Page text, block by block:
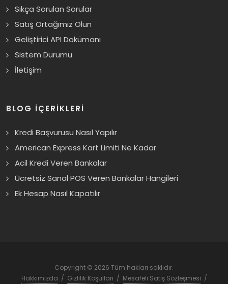
Sıkça Sorulan Sorular
Satış Ortağımız Olun
Geliştirici API Dokümanı
Sistem Durumu
İletişim
BLOG İÇERİKLERİ
Kredi Başvurusu Nasıl Yapılır
American Express Kart Limiti Ne Kadar
Acil Kredi Veren Bankalar
Ücretsiz Sanal POS Veren Bankalar Hangileri
Ek Hesap Nasıl Kapatılır
Copyright © 2026 Tüm hakları saklıdır.
Hakkımızda / Gizlilik Koşulları / Mesafeli Satış Sözleşmesi /